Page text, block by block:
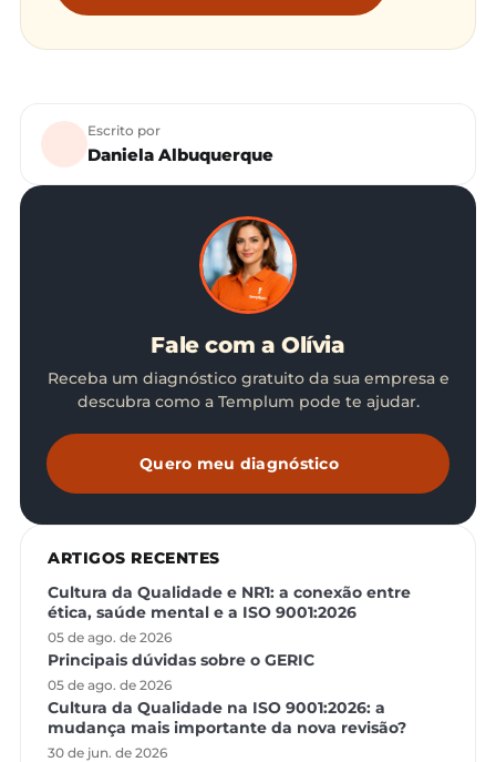
Escrito por
Daniela Albuquerque
Fale com a Olívia
Receba um diagnóstico gratuito da sua empresa e
descubra como a Templum pode te ajudar.
Quero meu diagnóstico
ARTIGOS RECENTES
Cultura da Qualidade e NR1: a conexão entre
ética, saúde mental e a ISO 9001:2026
05 de ago. de 2026
Principais dúvidas sobre o GERIC
05 de ago. de 2026
Cultura da Qualidade na ISO 9001:2026: a
mudança mais importante da nova revisão?
30 de jun. de 2026